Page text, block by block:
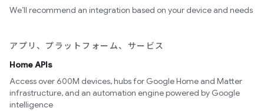
We’ll recommend an integration based on your device and needs
アプリ、プラットフォーム、サービス
Home APIs
Access over 600M devices, hubs for Google Home and Matter
infrastructure, and an automation engine powered by Google
intelligence